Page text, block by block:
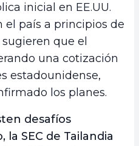
inicial en EE.UU.
el país a principios de
que el
una cotización
estadounidense,
los planes.
desafíos
la SEC de Tailandia